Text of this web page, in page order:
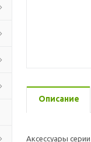
Описание
Аксессуары